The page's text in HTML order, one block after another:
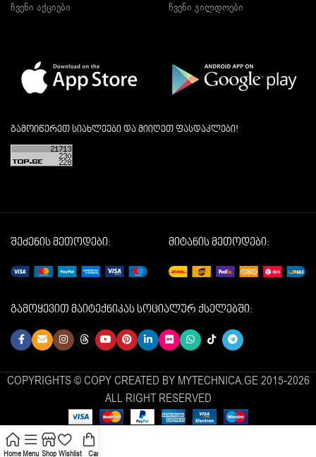
ჩვენი აქციები
ჩვენი ჯილდოები
გამოიწერეთ სიახლეები და მიიღეთ ფასდაკლები!
შეძენის მეთოდები: მიტანის მეთოდები:
გამოყევით მაიტექნიკას სოციალურ ქსელებში:
COPYRIGHTS © COPY CREATED BY MYTECHNICA.GE 2015-2026
ALL RIGHT RESERVED
HomeMenu Shop Wishlist Cart